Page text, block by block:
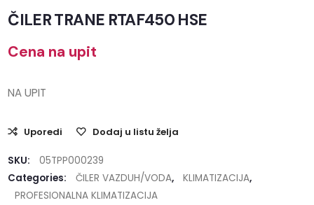
ČILER TRANE RTAF450 HSE
Cena na upit
NA UPIT
Uporedi Dodaj u listu želja
SKU:
05TPP000239
Categories:
ČILER VAZDUH/VODA, KLIMATIZACIJA,
PROFESIONALNA KLIMATIZACIJA